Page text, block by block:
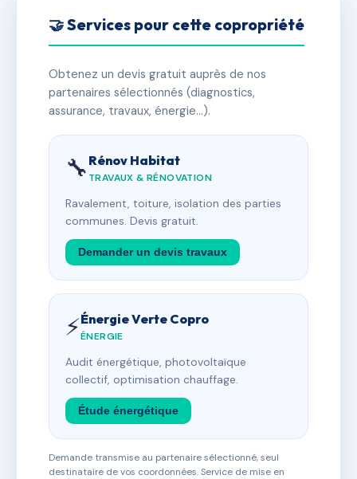
🤝 Services pour cette copropriété
Obtenez un devis gratuit auprès de nos
partenaires sélectionnés (diagnostics,
assurance, travaux, énergie…).
🔧 Rénov Habitat
TRAVAUX & RÉNOVATION
Ravalement, toiture, isolation des parties
communes. Devis gratuit.
Demander un devis travaux
⚡Énergie Verte Copro
ÉNERGIE
Audit énergétique, photovoltaïque
collectif, optimisation chauffage.
Étude énergétique
Demande transmise au partenaire sélectionné, seul
destinataire de vos coordonnées. Service de mise en